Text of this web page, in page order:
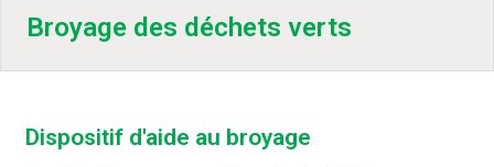
Broyage des déchets verts
Dispositif d'aide au broyage